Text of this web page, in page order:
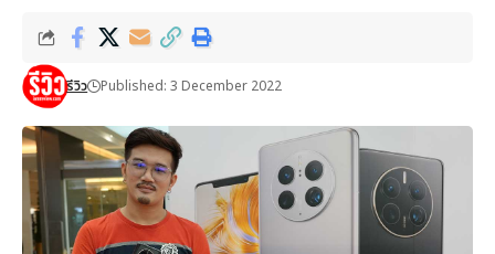
รีวิว Published: 3 December 2022